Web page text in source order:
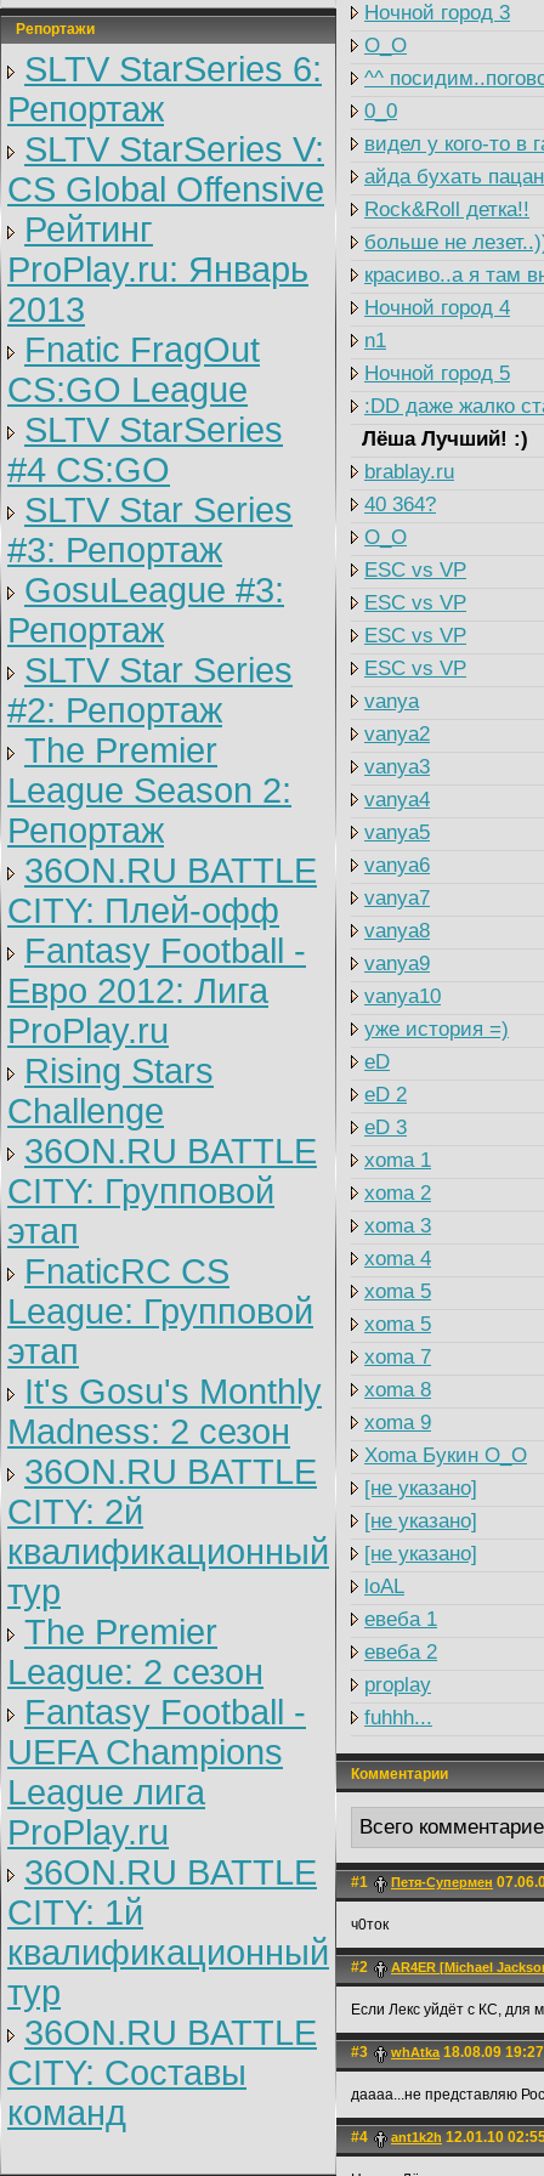
Репортажи
SLTV StarSeries 6:
Репортаж
SLTV StarSeries V:
CS Global Offensive
Рейтинг
ProPlay.ru: Январь
2013
Fnatic FragOut
CS:GO League
SLTV StarSeries
#4 CS:GO
SLTV Star Series
#3: Репортаж
GosuLeague #3:
Репортаж
SLTV Star Series
#2: Репортаж
The Premier
League Season 2:
Репортаж
36ON.RU BATTLE
CITY: Плей-офф
Fantasy Football -
Евро 2012: Лига
ProPlay.ru
Rising Stars
Challenge
36ON.RU BATTLE
CITY: Групповой
этап
FnaticRC CS
League: Групповой
этап
It's Gosu's Monthly
Madness: 2 сезон
36ON.RU BATTLE
CITY: 2й
квалификационный
тур
The Premier
League: 2 cезон
Fantasy Football -
UEFA Champions
League лига
ProPlay.ru
36ON.RU BATTLE
CITY: 1й
квалификационный
тур
36ON.RU BATTLE
CITY: Составы
команд
Ночной город 3
O_O
^^
0_0
видел у кого-то в
айда бухать
Rock&Roll детка!!
больше не
красиво..а я там
Ночной город 4
n1
Ночной город 5
:DD даже жалко
Лёша Лучший! :)
brablay.ru
40 364?
O_O
ESC vs VP
ESC vs VP
ESC vs VP
ESC vs VP
vanya
vanya2
vanya3
vanya4
vanya5
vanya6
vanya7
vanya8
vanya9
vanya10
уже история =)
eD
eD 2
eD 3
xoma 1
xoma 2
xoma 3
xoma 4
xoma 5
xoma 5
xoma 7
xoma 8
xoma 9
Xoma Букин O_O
[не указано]
[не указано]
[не указано]
loAL
евеба 1
евеба 2
proplay
fuhhh...
Комментарии
Всего
#1 Петя-Супермен
ч0ток
#2 AR4ER [Michael
Если Лекс уйдёт с КС, для
#3 whAtka18.08.09 19:27
даааа...не представляю
#4 ant1k2h 12.01.10